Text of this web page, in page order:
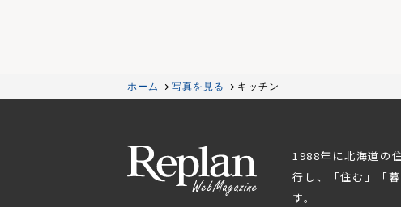
ホーム 写真を見る キッチン
1988年に北海道の
行し、「住む」「
す。